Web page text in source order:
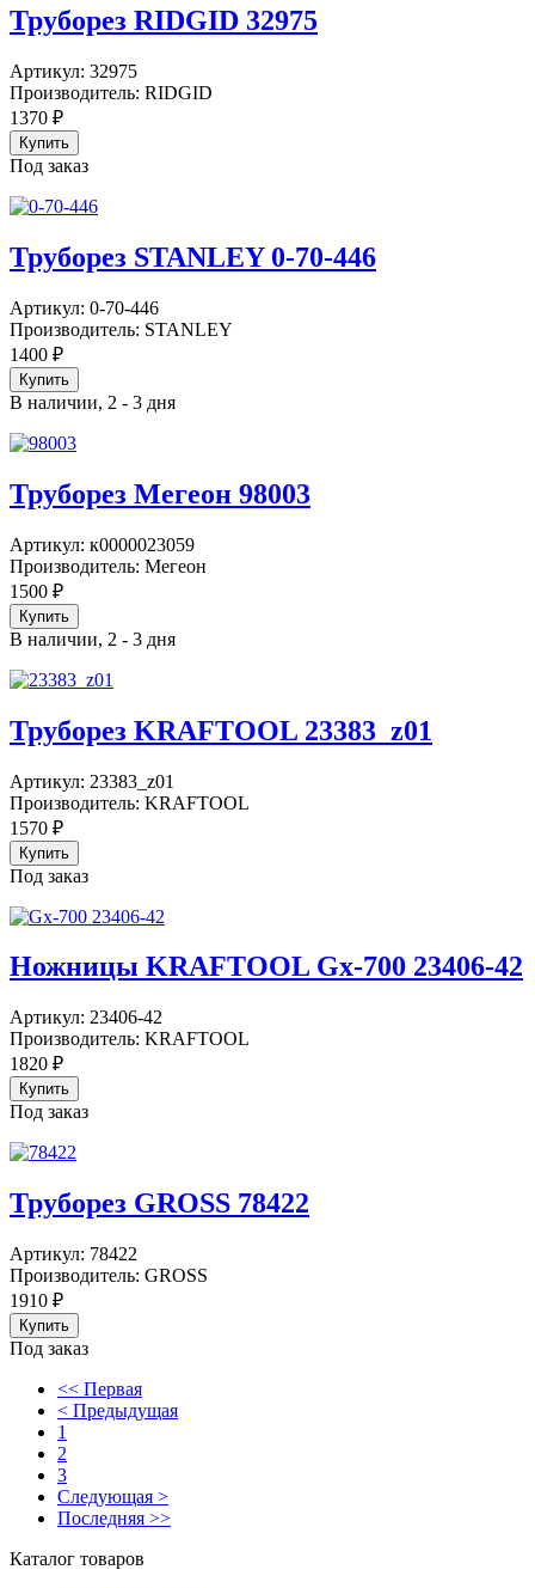
Труборез RIDGID 32975
Артикул: 32975
Производитель: RIDGID
1370 ₽
Под заказ
Труборез STANLEY 0-70-446
Артикул: 0-70-446
Производитель: STANLEY
1400 ₽
В наличии, 2 - 3 дня
Труборез Мегеон 98003
Артикул: к0000023059
Производитель: Мегеон
1500 ₽
В наличии, 2 - 3 дня
Труборез KRAFTOOL 23383_z01
Артикул: 23383_z01
Производитель: KRAFTOOL
1570 ₽
Под заказ
Ножницы KRAFTOOL Gx-700 23406-42
Артикул: 23406-42
Производитель: KRAFTOOL
1820 ₽
Под заказ
Труборез GROSS 78422
Артикул: 78422
Производитель: GROSS
1910 ₽
Под заказ
<< Первая
< Предыдущая
1
2
3
Следующая >
Последняя >>
Каталог товаров